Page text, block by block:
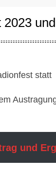
2023
statt
und